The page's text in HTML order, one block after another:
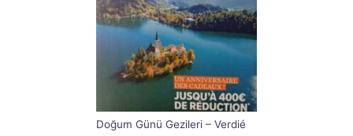
Doğum Günü Gezileri – Verdié